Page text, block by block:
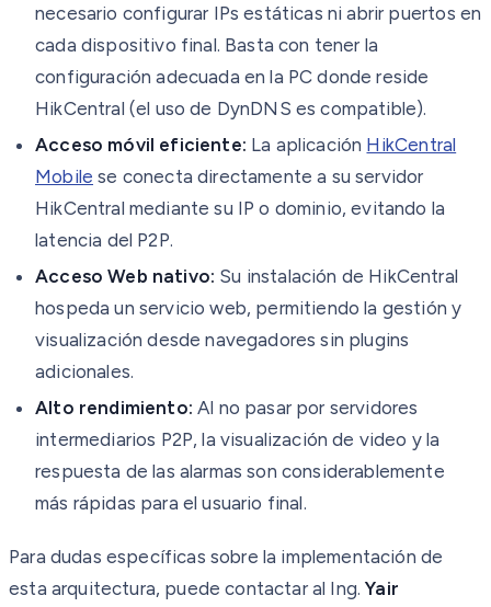
necesario configurar IPs estáticas ni abrir puertos en
cada dispositivo final. Basta con tener la
configuración adecuada en la PC donde reside
HikCentral (el uso de DynDNS es compatible).
Acceso móvil eficiente: La aplicación HikCentral
Mobile se conecta directamente a su servidor
HikCentral mediante su IP o dominio, evitando la
latencia del P2P.
Acceso Web nativo: Su instalación de HikCentral
hospeda un servicio web, permitiendo la gestión y
visualización desde navegadores sin plugins
adicionales.
Alto rendimiento: Al no pasar por servidores
intermediarios P2P, la visualización de video y la
respuesta de las alarmas son considerablemente
más rápidas para el usuario final.
Para dudas específicas sobre la implementación de
esta arquitectura, puede contactar al Ing.Yair